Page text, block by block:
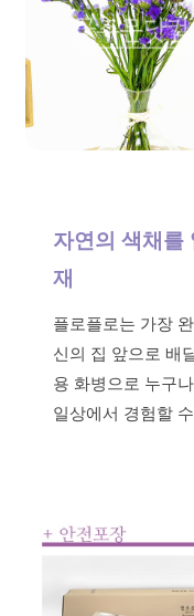
자연의 색채를
재
플로플로는 가장
신의 집 앞으로 배
용 화병으로 누구
일상에서 경험할